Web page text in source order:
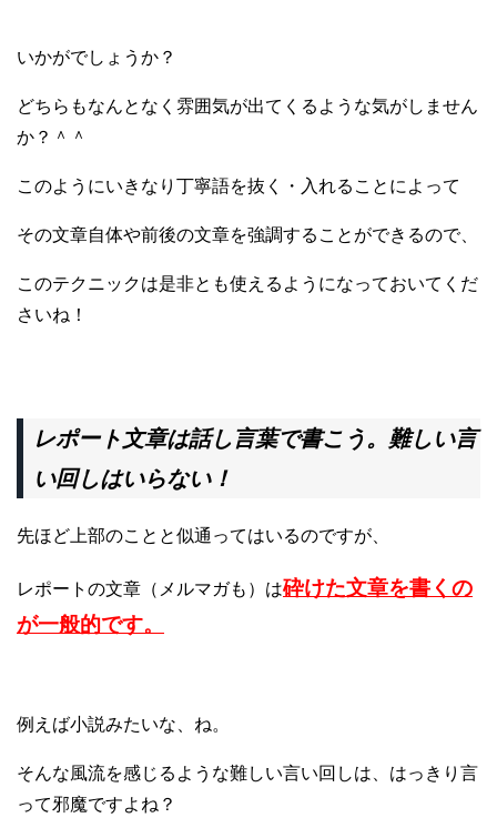
いかがでしょうか？
どちらもなんとなく雰囲気が出てくるような気がしません
か？＾＾
このようにいきなり丁寧語を抜く・入れることによって
その文章自体や前後の文章を強調することができるので、
このテクニックは是非とも使えるようになっておいてくだ
さいね！
レポート文章は話し言葉で書こう。難しい言
い回しはいらない！
先ほど上部のことと似通ってはいるのですが、
レポートの文章（メルマガも）は砕けた文章を書くの
が一般的です。
例えば小説みたいな、ね。
そんな風流を感じるような難しい言い回しは、はっきり言
って邪魔ですよね？